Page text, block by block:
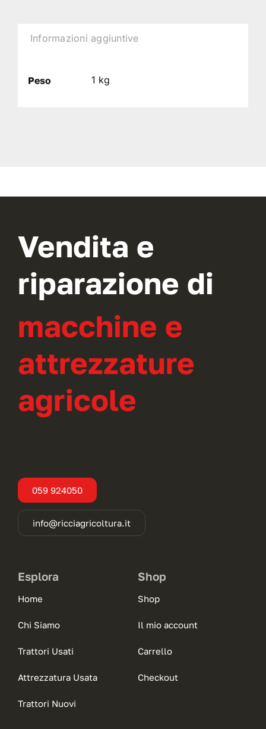
Informazioni aggiuntive
Peso 1 kg
Vendita e
riparazione di
macchine e
attrezzature
agricole
059 924050
info@ricciagricoltura.it
Esplora
Home
Chi Siamo
Trattori Usati
Attrezzatura Usata
Trattori Nuovi
Shop
Shop
Il mio account
Carrello
Checkout